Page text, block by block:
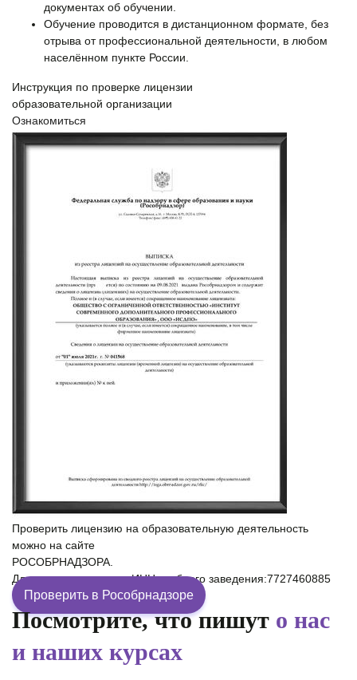
документах об обучении.
Обучение проводится в дистанционном формате, без
отрыва от профессиональной деятельности, в любом
населённом пункте России.
Инструкция по проверке лицензии
образовательной организации
Ознакомиться
Проверить лицензию на образовательную деятельность
можно на сайте
РОСОБРНАДЗОРА.
Для проверки введите ИНН учебного заведения:7727460885
Проверить в Рособрнадзоре
Посмотрите, что пишут о нас
и наших курсах